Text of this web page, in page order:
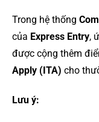
Trong hệ thống
của Express Entry,
được cộng thêm
Apply (ITA) cho
Lưu ý: